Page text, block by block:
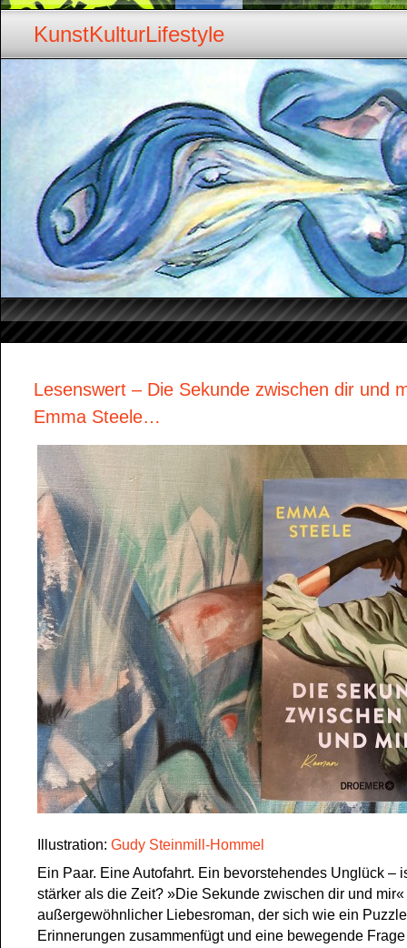
KunstKulturLifestyle
Lesenswert – Die Sekunde zwischen dir und
Emma Steele…
Illustration: Gudy Steinmill-Hommel
Ein Paar. Eine Autofahrt. Ein bevorstehendes Unglück –
stärker als die Zeit? »Die Sekunde zwischen dir und
außergewöhnlicher Liebesroman, der sich wie ein
Erinnerungen zusammenfügt und eine bewegende